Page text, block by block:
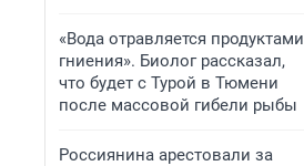
«Вода отравляется продуктами
гниения». Биолог рассказал,
что будет с Турой в Тюмени
после массовой гибели рыбы
Россиянина арестовали за